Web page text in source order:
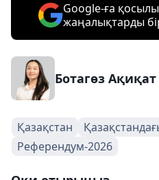
Google-ға
жаңалықтарды
Ботагөз Ақиқат
Қазақстан
Референдум-2026